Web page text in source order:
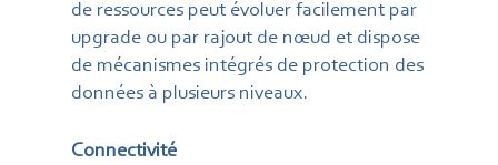
de ressources peut évoluer facilement par
upgrade ou par rajout de nœud et dispose
de mécanismes intégrés de protection des
données à plusieurs niveaux.
Connectivité